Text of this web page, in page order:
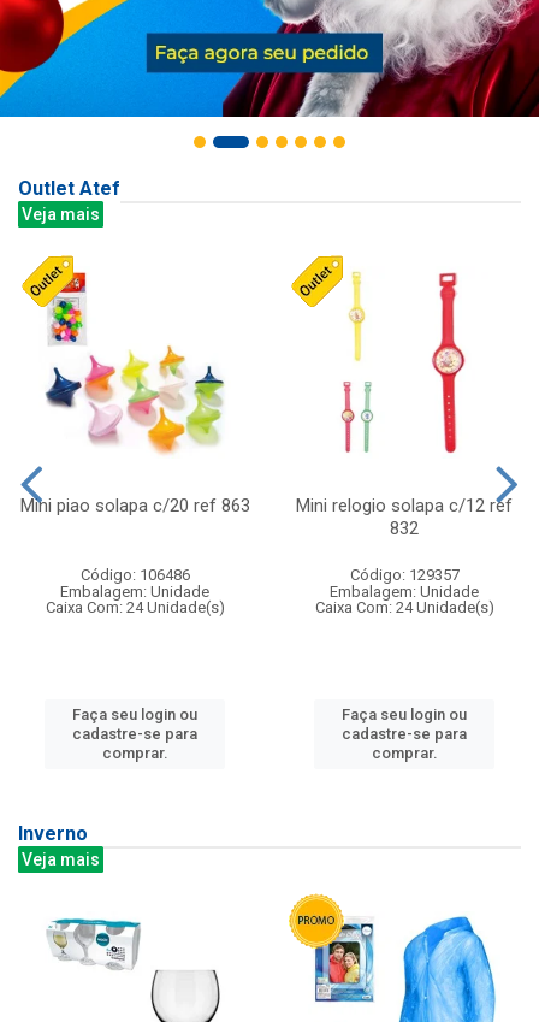
Outlet Atef
Veja mais
Mini piao solapa c/20 ref 863
Código: 106486
Embalagem: Unidade
Caixa Com: 24 Unidade(s)
Faça seu login ou
cadastre-se para
comprar.
Mini relogio solapa c/12 ref
832
Código: 129357
Embalagem: Unidade
Caixa Com: 24 Unidade(s)
Faça seu login ou
cadastre-se para
comprar.
Inverno
Veja mais